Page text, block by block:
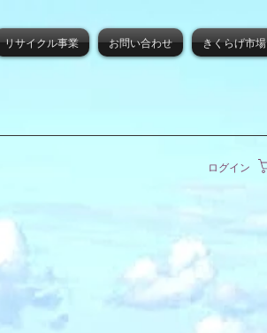
リサイクル事業 お問い合わせ きくらげ市場
ログイン